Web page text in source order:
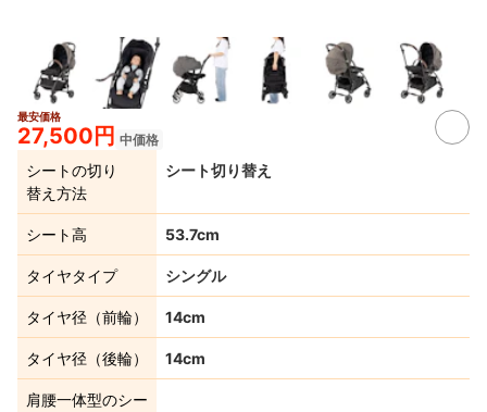
最安価格
27,500円 中価格
シートの切り
替え方法
シート切り替え
シート高 53.7cm
タイヤタイプ シングル
タイヤ径（前輪） 14cm
タイヤ径（後輪） 14cm
肩腰一体型のシー